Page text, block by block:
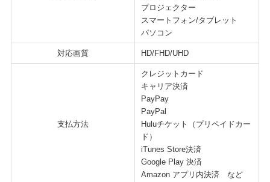
プロジェクター
スマートフォン/タブレット
パソコン
対応画質 HD/FHD/UHD
支払方法
クレジットカード
キャリア決済
PayPay
PayPal
Huluチケット（プリペイドカー
ド）
iTunes Store決済
Google Play 決済
Amazon アプリ内決済 など